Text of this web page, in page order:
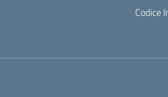
Codice